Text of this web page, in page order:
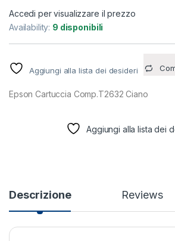
Accedi per visualizzare il prezzo
Availability: 9 disponibili
Aggiungi alla lista dei desideri
Epson Cartuccia Comp.T2632 Ciano
Aggiungi alla lista dei
Descrizione Reviews